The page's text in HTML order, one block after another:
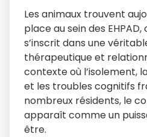
Les animaux trouvent
place au sein des
s’inscrit dans une
thérapeutique et
contexte où l’isolement,
et les troubles cognitifs
nombreux résidents, le
apparaît comme un
être.